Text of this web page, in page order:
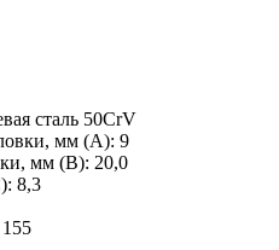
сталь 50CrV
мм (A): 9
мм (B): 20,0
8,3